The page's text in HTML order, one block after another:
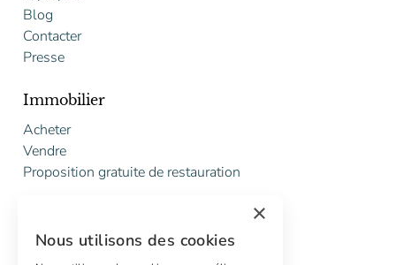
Blog
Contacter
Presse
Immobilier
Acheter
Vendre
Proposition gratuite de restauration
Marketing digital
×
Nous utilisons des cookies